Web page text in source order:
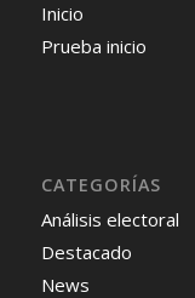
Inicio
Prueba inicio
CATEGORÍAS
Análisis electoral
Destacado
News